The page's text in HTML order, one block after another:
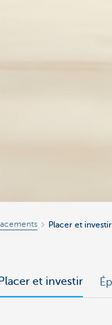
Placer et investir
Placer et investir